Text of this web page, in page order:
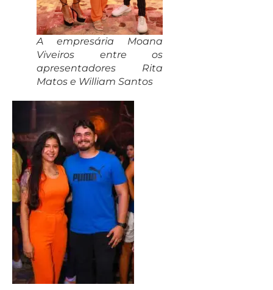
A empresária Moana
Viveiros entre os
apresentadores Rita
Matos e William Santos